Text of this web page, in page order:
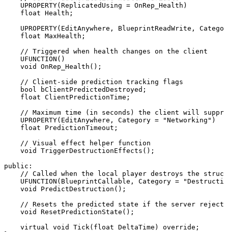
    UPROPERTY(ReplicatedUsing = OnRep_Health)
    float Health;
UPROPERTY(EditAnywhere, BlueprintReadWrite,
    float MaxHealth;
    // Triggered when health changes on the client
    UFUNCTION()
    void OnRep_Health();
    // Client-side prediction tracking flags
    bool bClientPredictedDestroyed;
    float ClientPredictionTime;
// Maximum time (in seconds) the client will
    UPROPERTY(EditAnywhere, Category = "Networking")
    float PredictionTimeout;
    // Visual effect helper function
    void TriggerDestructionEffects();
public:
// Called when the local player destroys the
UFUNCTION(BlueprintCallable, Category =
    void PredictDestruction();
// Resets the predicted state if the server
    void ResetPredictionState();
    virtual void Tick(float DeltaTime) override;